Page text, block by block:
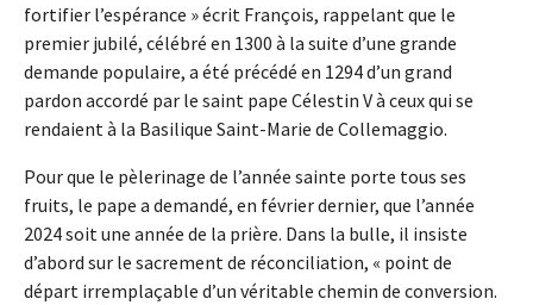
fortifier l’espérance » écrit François, rappelant que le
premier jubilé, célébré en 1300 à la suite d’une grande
demande populaire, a été précédé en 1294 d’un grand
pardon accordé par le saint pape Célestin V à ceux qui se
rendaient à la Basilique Saint-Marie de Collemaggio.
Pour que le pèlerinage de l’année sainte porte tous ses
fruits, le pape a demandé, en février dernier, que l’année
2024 soit une année de la prière. Dans la bulle, il insiste
d’abord sur le sacrement de réconciliation, « point de
départ irremplaçable d’un véritable chemin de conversion.